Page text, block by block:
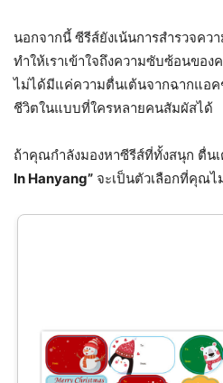
นอกจากนี้ ซีรีส์ยังเน้นการสำรวจคว
ทำให้เราเข้าใจถึงความซับซ้อนของ
ไม่ได้มีแค่ความตื่นเต้นจากฉากแอ
ชีวิตในแบบที่ใครหลายคนสัมผัสได้
ถ้าคุณกำลังมองหาซีรีส์ที่ทั้งสนุก ตื่น
In Hanyang” จะเป็นตัวเลือกที่คุณไ